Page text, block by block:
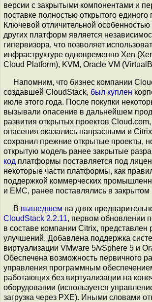
версии с закрытыми компонентами и
поставке полностью открытого единого
Ключевой отличительной
других платформ является
гипервизора, что позволяет
инфраструктуре одновременно Xen
Cloud Platform), KVM, Oracle VM
Напомним, что бизнес компании
создавшей CloudStack, был куплен
июле этого года. После покупки
вызывали опасение в дальнейшем
развития открытых проектов
опасения оказались напрасными и
сохранил прежние открытые проекты,
открытую модель ранее закрытые
код платформы поставляется под
некоторые части платформы, как
поддержкой коммерческих
и EMC, ранее поставлялись в закрытом
В вышедшем на днях
CloudStack 2.2.11, первом обновлении
в составе компании Citrix, представлен
улучшений. Добавлена поддержка
виртуализации VMware 5/vSphere 5 и
Обеспечена возможность первичного
управления программным
работающих без виртуализации на
оборудовании (используется
загрузка через PXE). Иными словами